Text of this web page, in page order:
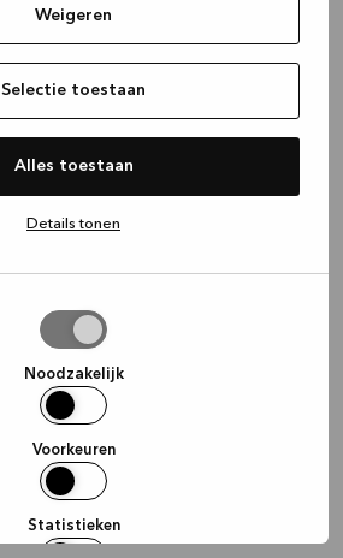
Weigeren
Selectie toestaan
Alles toestaan
Details tonen
Noodzakelijk
Voorkeuren
Statistieken
(see the browser console for more
information).